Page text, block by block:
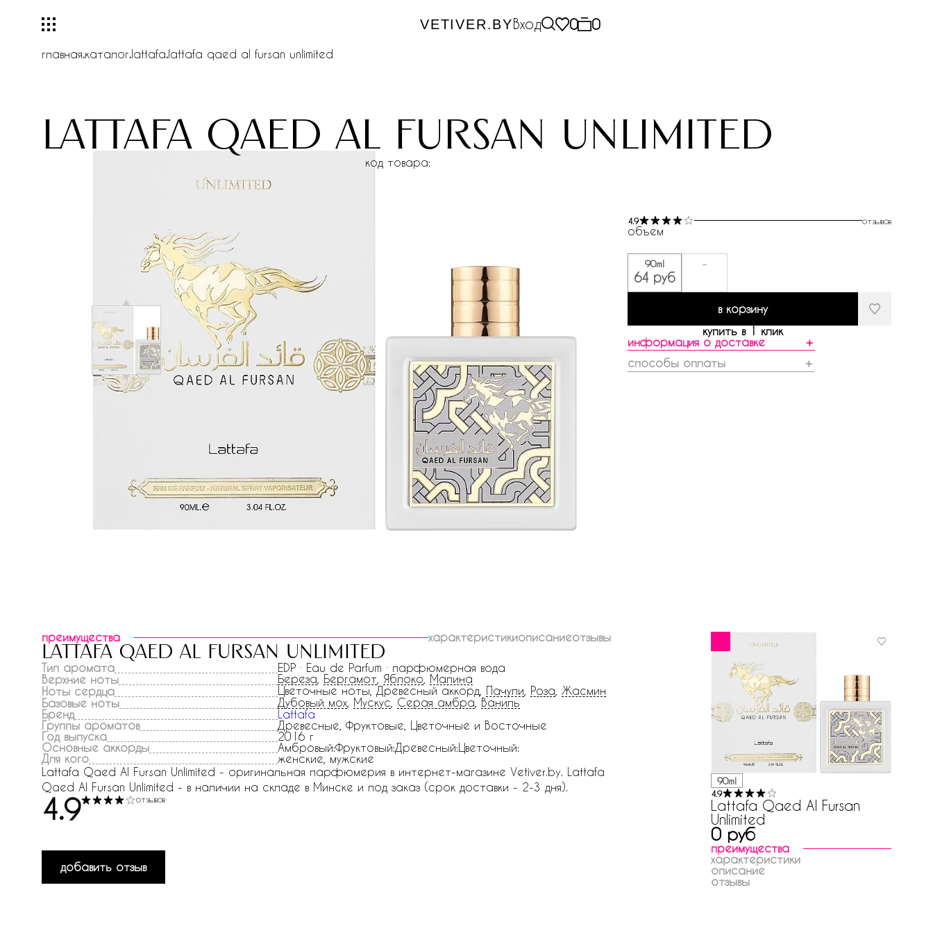
VETIVER.BYВход 0 0
главная.каталог.lattafa.lattafa qaed al fursan unlimited
lattafa qaed al fursan unlimited
код товара:
4.9 отзывов
объем
90ml
64 руб
-
в корзину
купить в 1 клик
информация о доставке
＋
способы оплаты
＋
преимущества характеристикиописаниеотзывы
lattafa qaed al fursan unlimited
Тип аромата
EDP · Eau de Parfum · парфюмерная вода
Верхние ноты
Береза Бергамот Яблоко Малина
Ноты сердца
Цветочные ноты, Древесный аккорд, Пачули Роза Жасмин
Базовые ноты
Дубовый мох Мускус Серая амбра Ваниль
Бренд
Lattafa
Группы ароматов
Древесные, Фруктовые, Цветочные и Восточные
Год выпуска
2016 г
Основные аккорды
Амбровый:Фруктовый:Древесный:Цветочный:
Для кого
женские, мужские
Lattafa Qaed Al Fursan Unlimited - оригинальная парфюмерия в интернет-магазине Vetiver.by. Lattafa
Qaed Al Fursan Unlimited - в наличии на складе в Минске и под заказ (срок доставки - 2-3 дня).
4.9 отзывов
добавить отзыв
90ml
4.9
Lattafa Qaed Al Fursan
Unlimited
0 руб
преимущества
характеристики
описание
отзывы